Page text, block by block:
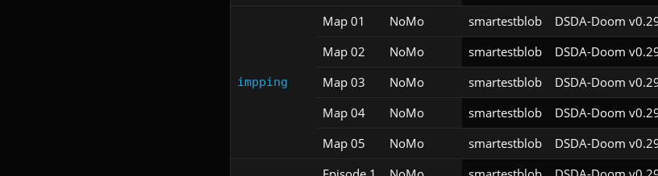
impping
Map 01 NoMo smartestblob DSDA-Doom
Map 02 NoMo smartestblob DSDA-Doom
Map 03 NoMo smartestblob DSDA-Doom
Map 04 NoMo smartestblob DSDA-Doom
Map 05 NoMo smartestblob DSDA-Doom